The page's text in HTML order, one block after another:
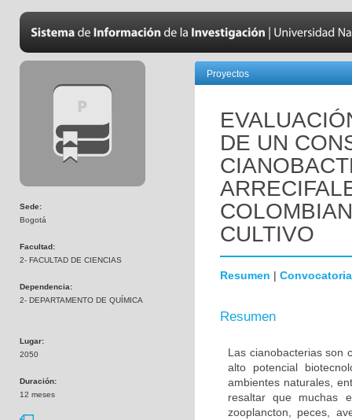
Sede:
Bogotá
Facultad:
2- FACULTAD DE CIENCIAS
Dependencia:
2- DEPARTAMENTO DE QUÍMICA
Lugar:
2050
Duración:
12 meses
Proyectos
DE UN
CULTIVO
Resumen | Convocatoria
Resumen
Las cianobacterias son
alto potencial
ambientes naturales,
resaltar que muchas
zooplancton, peces,